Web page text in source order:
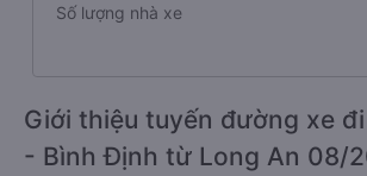
Số lượng nhà xe
Giới thiệu tuyến đường xe
- Bình Định từ Long An 08/